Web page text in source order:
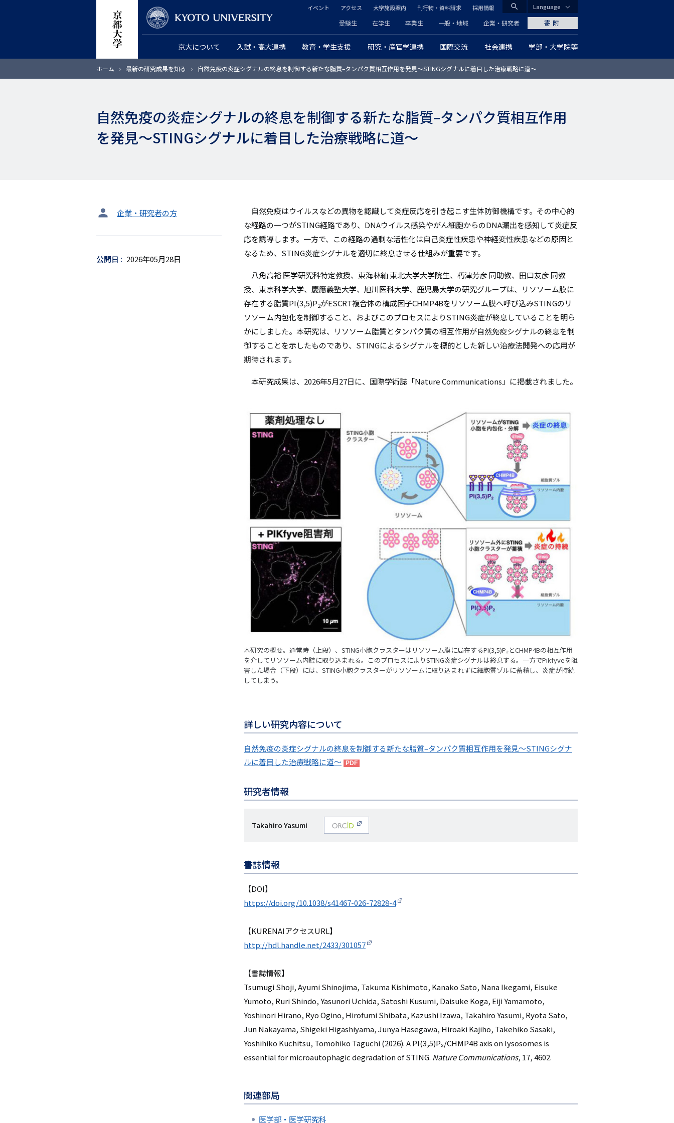
ン
CLOSE
search
グ
ロ
京大について 入試・高大連携 教育・学生支援 研究・産官学連携 国際交流 社会連携 学部・大学院等
ヘ
ッ
ダ
プ
ラ
ー
リ
ク
受験生 在学生 卒業生 一般・地域 企業・研究者
ッ
ダ
ー
カ
ン
ー
リ
ン
イベント アクセス 大学施設案内 刊行物・資料請求 採用情報
寄附
Language
ホーム 最新の研究成果を知る 自然免疫の炎症シグナルの終息を制御する新たな脂質–タンパク質相互作用を発見～STINGシグナルに着目した治療戦略に道～
自然免疫の炎症シグナルの終息を制御する新たな脂質–タンパク質相互作用
を発見～STINGシグナルに着目した治療戦略に道～
タ
ッ
企業・研究者の方
公開日 2026年05月28日
自然免疫はウイルスなどの異物を認識して炎症反応を引き起こす生体防御機構です。その中心的
な経路の一つがSTING経路であり、DNAウイルス感染やがん細胞からのDNA漏出を感知して炎症反
応を誘導します。一方で、この経路の過剰な活性化は自己炎症性疾患や神経変性疾患などの原因と
なるため、STING炎症シグナルを適切に終息させる仕組みが重要です。
八角高裕 医学研究科特定教授、東海林紬 東北大学大学院生、朽津芳彦 同助教、田口友彦 同教
授、東京科学大学、慶應義塾大学、旭川医科大学、鹿児島大学の研究グループは、リソソーム膜に
存在する脂質PI(3,5)P2がESCRT複合体の構成因子CHMP4Bをリソソーム膜へ呼び込みSTINGのリ
ソソーム内包化を制御すること、およびこのプロセスによりSTING炎症が終息していることを明ら
かにしました。本研究は、リソソーム脂質とタンパク質の相互作用が自然免疫シグナルの終息を制
御することを示したものであり、STINGによるシグナルを標的とした新しい治療法開発への応用が
期待されます。
本研究成果は、2026年5月27日に、国際学術誌「Nature Communications」に掲載されました。
画
像
本研究の概要。通常時（上段）、STING小胞クラスターはリソソーム膜に局在するPI(3,5)P₂とCHMP4Bの相互作用
を介してリソソーム内腔に取り込まれる。このプロセスによりSTING炎症シグナルは終息する。一方でPikfyveを阻
害した場合（下段）には、STING小胞クラスターがリソソームに取り込まれずに細胞質ゾルに蓄積し、炎症が持続
してしまう。
詳しい研究内容について
自然免疫の炎症シグナルの終息を制御する新たな脂質–タンパク質相互作用を発見～STINGシグナ
ルに着目した治療戦略に道～
研究者情報
研
名
Takahiro Yasumi
書誌情報
【DOI】
https://doi.org/10.1038/s41467-026-72828-4
【KURENAIアクセスURL】
http://hdl.handle.net/2433/301057
【書誌情報】
Tsumugi Shoji, Ayumi Shinojima, Takuma Kishimoto, Kanako Sato, Nana Ikegami, Eisuke
Yumoto, Ruri Shindo, Yasunori Uchida, Satoshi Kusumi, Daisuke Koga, Eiji Yamamoto,
Yoshinori Hirano, Ryo Ogino, Hirofumi Shibata, Kazushi Izawa, Takahiro Yasumi, Ryota Sato,
Jun Nakayama, Shigeki Higashiyama, Junya Hasegawa, Hiroaki Kajiho, Takehiko Sasaki,
Yoshihiko Kuchitsu, Tomohiko Taguchi (2026). A PI(3,5)P₂/CHMP4B axis on lysosomes is
essential for microautophagic degradation of STING. Nature Communications, 17, 4602.
関連部局
医学部・医学研究科